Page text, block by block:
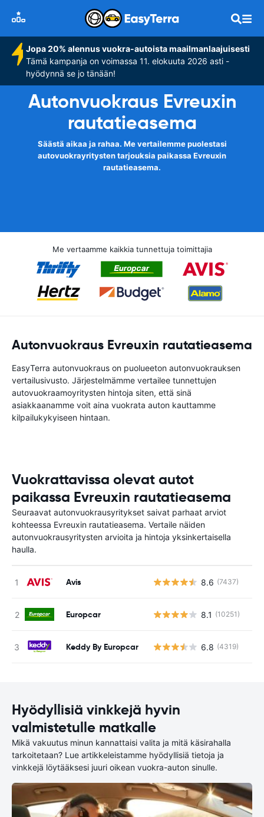
Jopa 20% alennus vuokra-autoista maailmanlaajuisesti
Tämä kampanja on voimassa 11. elokuuta 2026 asti -
hyödynnä se jo tänään!
Autonvuokraus Evreuxin
rautatieasema
Säästä aikaa ja rahaa. Me vertailemme puolestasi
autovuokrayritysten tarjouksia paikassa Evreuxin
rautatieasema.
Me vertaamme kaikkia tunnettuja toimittajia
Autonvuokraus Evreuxin rautatieasema
EasyTerra autonvuokraus on puolueeton autonvuokrauksen
vertailusivusto. Järjestelmämme vertailee tunnettujen
autovuokraamoyritysten hintoja siten, että sinä
asiakkaanamme voit aina vuokrata auton kauttamme
kilpailukykyiseen hintaan.
Vuokrattavissa olevat autot
paikassa Evreuxin rautatieasema
Seuraavat autonvuokrausyritykset saivat parhaat arviot
kohteessa Evreuxin rautatieasema. Vertaile näiden
autonvuokrausyritysten arvioita ja hintoja yksinkertaisella
haulla.
Avis 8.6 (7437)
Europcar 8.1 (10251)
Keddy By Europcar 6.8 (4319)
Hyödyllisiä vinkkejä hyvin
valmistetulle matkalle
Mikä vakuutus minun kannattaisi valita ja mitä käsirahalla
tarkoitetaan? Lue artikkeleistamme hyödyllisiä tietoja ja
vinkkejä löytääksesi juuri oikean vuokra-auton sinulle.